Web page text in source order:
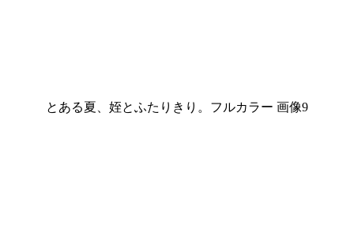
とある夏、姪とふたりきり。フルカラー 画像9